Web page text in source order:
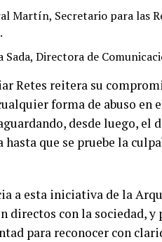
Martín, Secretario para las
Sada, Directora de
Retes reitera su
forma de abuso en
desde luego, el
hasta que se pruebe la
a esta iniciativa de la
directos con la sociedad,
para reconocer con